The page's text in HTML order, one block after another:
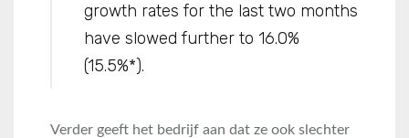
growth rates for the last two months
have slowed further to 16.0%
(15.5%*).
Verder geeft het bedrijf aan dat ze ook slechter